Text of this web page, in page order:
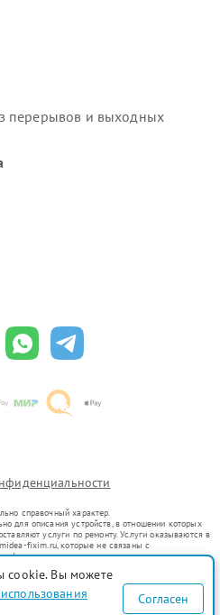
перерывов и выходных
справочный характер.
для описания устройств, в отношении которых
услуги по ремонту. Услуги оказываются в
fixim.ru, которые не связаны с
официальными представителями.
в гражданский оборот в соответствии
цели индивидуализации услуг или введения
о предоставляемых услугах по
cookie. Вы можете
Согласен